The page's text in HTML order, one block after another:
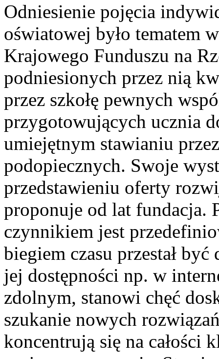
Odniesienie pojęcia
oświatowej było tematem
Krajowego Funduszu na
podniesionych przez nią
przez szkołę pewnych
przygotowujących ucznia
umiejętnym stawianiu
podopiecznych. Swoje
przedstawieniu oferty
proponuje od lat fundacja.
czynnikiem jest
biegiem czasu przestał
jej dostępności np. w
zdolnym, stanowi chęć
szukanie nowych
koncentrują się na całości